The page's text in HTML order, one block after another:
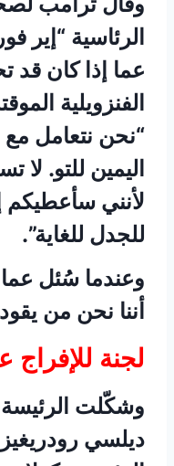
الرئاسية
عما إذا كان قد
الفنزويلية
“نحن نتعامل مع
اليمين للتو.
لأنني سأعطيكم
للجدل للغاية”.
وعندما سُئل عما
أننا نحن من
لجنة للإفراج
وشكّلت الرئيسة
ديلسي